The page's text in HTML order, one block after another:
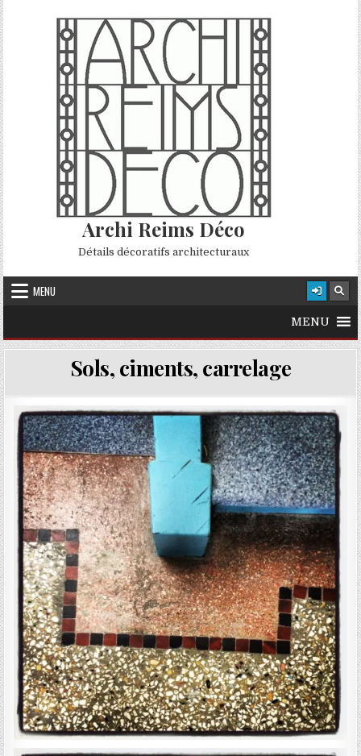
Skip to content
Archi Reims Déco
Détails décoratifs architecturaux
MENU
MENU
Sols, ciments, carrelage